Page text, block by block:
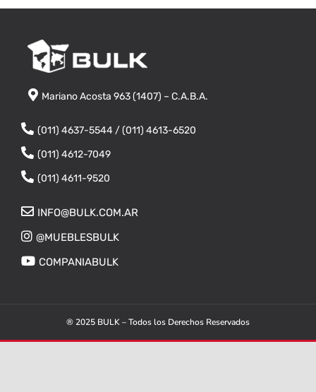
Mariano Acosta 963 (1407) – C.A.B.A.
(011) 4637-5544 / (011) 4613-6520
(011) 4612-7049
(011) 4611-9520
INFO@BULK.COM.AR
@MUEBLESBULK
COMPANIABULK